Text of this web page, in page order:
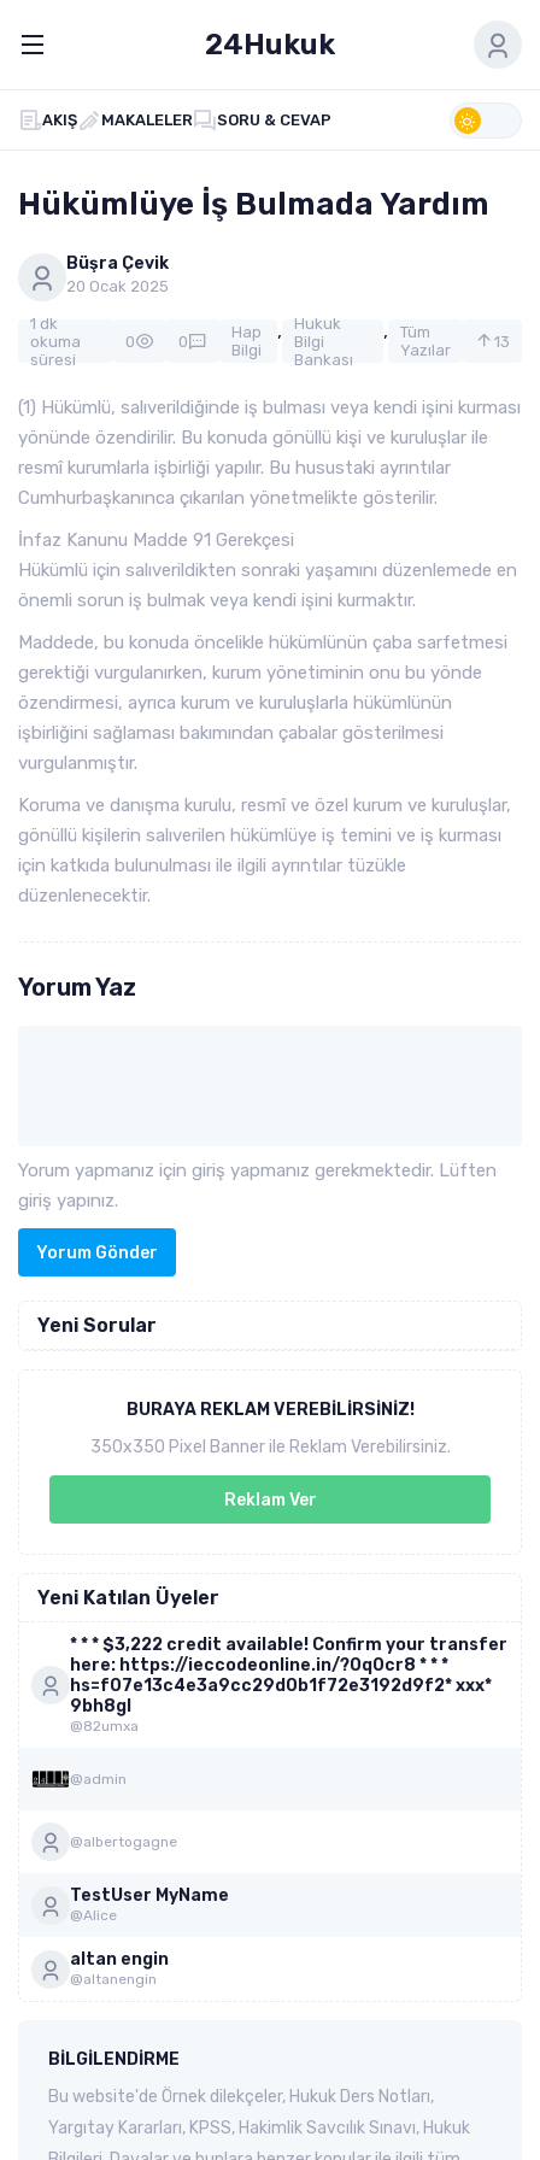
24Hukuk
AKIŞ MAKALELER SORU & CEVAP
Hükümlüye İş Bulmada Yardım
Büşra Çevik
20 Ocak 2025
1 dk
okuma
süresi
0 0
Hap
Bilgi
,
Hukuk
Bilgi
Bankası
,
Tüm
Yazılar
13
(1) Hükümlü, salıverildiğinde iş bulması veya kendi işini kurması
yönünde özendirilir. Bu konuda gönüllü kişi ve kuruluşlar ile
resmî kurumlarla işbirliği yapılır. Bu husustaki ayrıntılar
Cumhurbaşkanınca çıkarılan yönetmelikte gösterilir.
İnfaz Kanunu Madde 91 Gerekçesi
Hükümlü için salıverildikten sonraki yaşamını düzenlemede en
önemli sorun iş bulmak veya kendi işini kurmaktır.
Maddede, bu konuda öncelikle hükümlünün çaba sarfetmesi
gerektiği vurgulanırken, kurum yönetiminin onu bu yönde
özendirmesi, ayrıca kurum ve kuruluşlarla hükümlünün
işbirliğini sağlaması bakımından çabalar gösterilmesi
vurgulanmıştır.
Koruma ve danışma kurulu, resmî ve özel kurum ve kuruluşlar,
gönüllü kişilerin salıverilen hükümlüye iş temini ve iş kurması
için katkıda bulunulması ile ilgili ayrıntılar tüzükle
düzenlenecektir.
Yorum Yaz
Yorum yapmanız için giriş yapmanız gerekmektedir. Lüften
giriş yapınız.
Yorum Gönder
Yeni Sorular
BURAYA REKLAM VEREBILIRSINIZ!
350x350 Pixel Banner ile Reklam Verebilirsiniz.
Reklam Ver
Yeni Katılan Üyeler
* * * $3,222 credit available! Confirm your transfer
here: https://ieccodeonline.in/?0q0cr8 * * *
hs=f07e13c4e3a9cc29d0b1f72e3192d9f2* ххх*
9bh8gl
@82umxa
@admin
@albertogagne
TestUser MyName
@Alice
altan engin
@altanengin
BILGILENDIRME
Bu website'de Örnek dilekçeler, Hukuk Ders Notları,
Yargıtay Kararları, KPSS, Hakimlik Savcılık Sınavı, Hukuk